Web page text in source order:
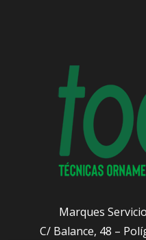
Marques
C/ Balance, 48 –